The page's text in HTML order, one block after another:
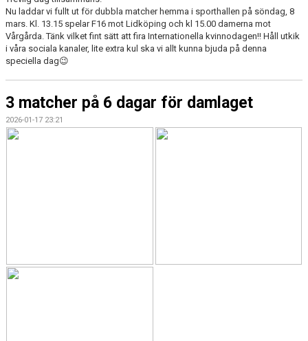
CUPER
HANDBOLLSTIPS
Nu laddar vi fullt ut för dubbla matcher hemma i sporthallen på söndag, 8
mars. Kl. 13.15 spelar F16 mot Lidköping och kl 15.00 damerna mot
Vårgårda. Tänk vilket fint sätt att fira Internationella kvinnodagen!! Håll utkik
i våra sociala kanaler, lite extra kul ska vi allt kunna bjuda på denna
speciella dag😉
3 matcher på 6 dagar för damlaget
2026-01-17 23:21